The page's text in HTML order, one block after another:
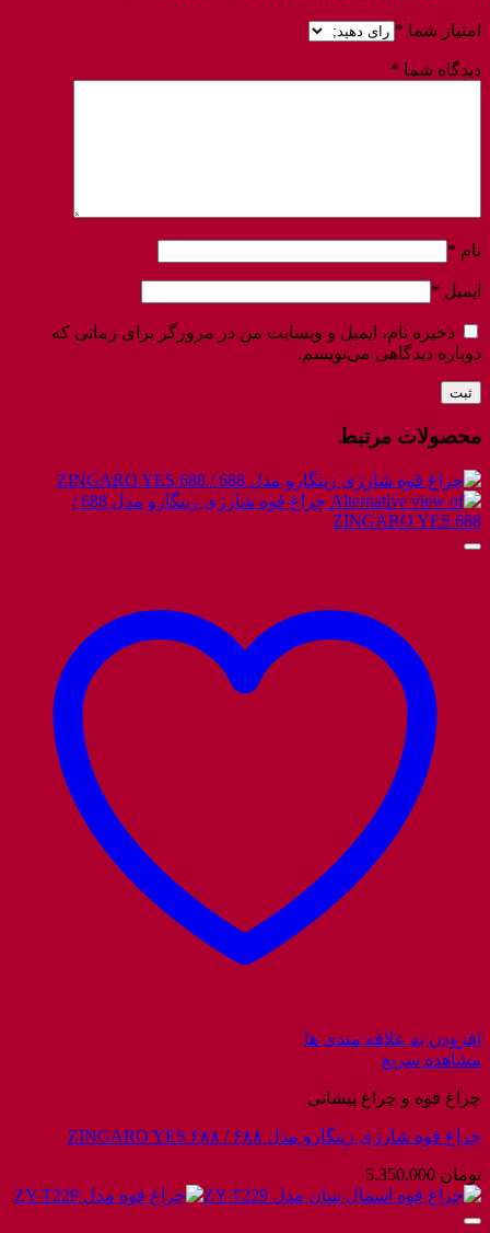
امتیاز شما *
دیدگاه شما *
نام *
ایمیل *
ذخیره نام، ایمیل و وبسایت من در مرورگر برای زمانی که
دوباره دیدگاهی می‌نویسم.
محصولات مرتبط
افزودن به علاقه مندی ها
مشاهده سریع
چراغ قوه و چراغ پیشانی
چراغ قوه شارژی زینگارو مدل ۶۸۸ / ZINGARO YES ۶۸۸
تومان